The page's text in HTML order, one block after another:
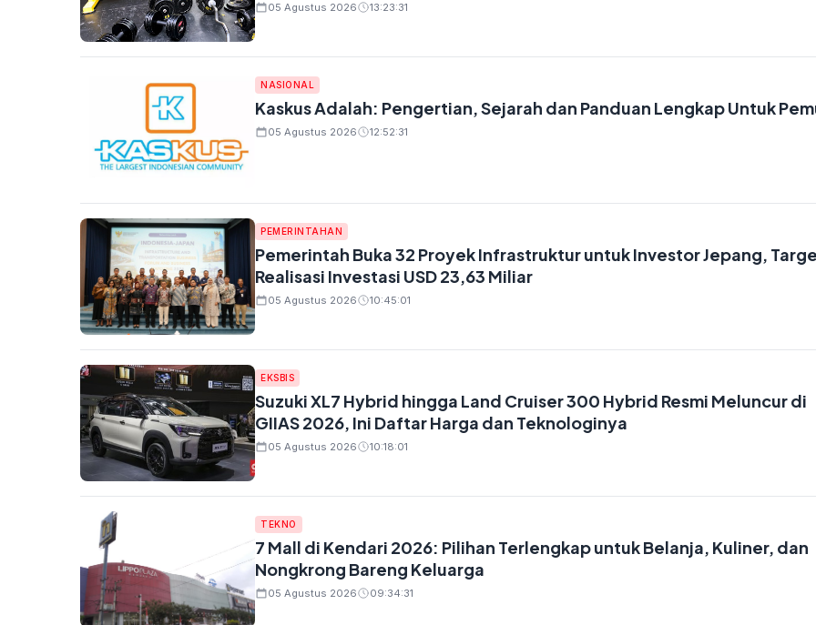
05 Agustus 2026 13:23:31
NASIONAL
Kaskus Adalah: Pengertian, Sejarah dan Panduan Lengkap Untuk
05 Agustus 2026 12:52:31
PEMERINTAHAN
Pemerintah Buka 32 Proyek Infrastruktur untuk Investor Jepang,
Realisasi Investasi USD 23,63 Miliar
05 Agustus 2026 10:45:01
EKSBIS
Suzuki XL7 Hybrid hingga Land Cruiser 300 Hybrid Resmi Meluncur di
GIIAS 2026, Ini Daftar Harga dan Teknologinya
05 Agustus 2026 10:18:01
TEKNO
7 Mall di Kendari 2026: Pilihan Terlengkap untuk Belanja, Kuliner, dan
Nongkrong Bareng Keluarga
05 Agustus 2026 09:34:31